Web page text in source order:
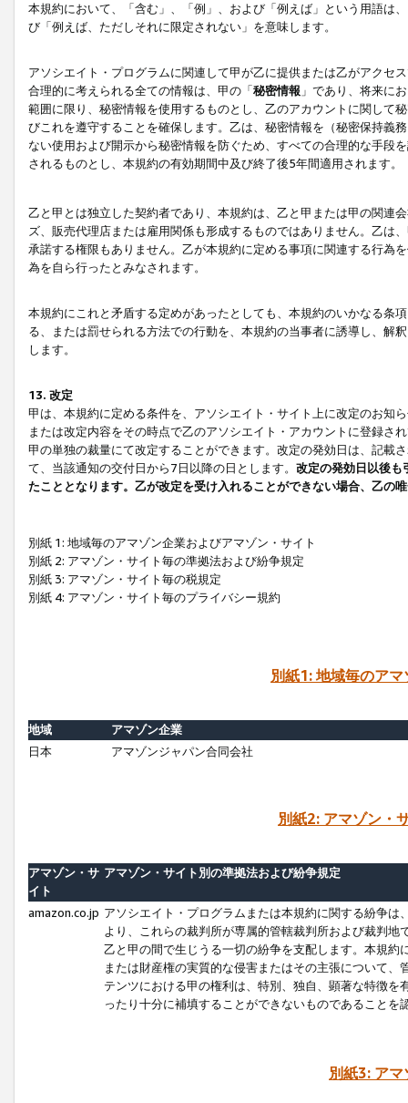
本規約において、「含む」、「例」、および「例えば」という用語は
び「例えば、ただしそれに限定されない」を意味します。
アソシエイト・プログラムに関連して甲が乙に提供または乙がアクセ
合理的に考えられる全ての情報は、甲の「秘密情報 」であり、将来に
範囲に限り、秘密情報を使用するものとし、乙のアカウントに関して
びこれを遵守することを確保します。乙は、秘密情報を（秘密保持義
ない使用および開示から秘密情報を防ぐため、すべての合理的な手段
されるものとし、本規約の有効期間中及び終了後5年間適用されます。
乙と甲とは独立した契約者であり、本規約は、乙と甲または甲の関連
ズ、販売代理店または雇用関係も形成するものではありません。乙は
承諾する権限もありません。乙が本規約に定める事項に関連する行為
為を自ら行ったとみなされます。
本規約にこれと矛盾する定めがあったとしても、本規約のいかなる条
る、または罰せられる方法での行動を、本規約の当事者に誘導し、解
します。
13. 改定
甲は、本規約に定める条件を、アソシエイト・サイト上に改定のお知
または改定内容をその時点で乙のアソシエイト・アカウントに登録さ
甲の単独の裁量にて改定することができます。改定の発効日は、記載
て、当該通知の交付日から7日以降の日とします。 改定の発効日以後も
たこととなります。乙が改定を受け入れることができない場合、乙の
別紙 1: 地域毎のアマゾン企業およびアマゾン・サイト
別紙 2: アマゾン・サイト毎の準拠法および紛争規定
別紙 3: アマゾン・サイト毎の税規定
別紙 4: アマゾン・サイト毎のプライバシー規約
別紙1: 地域毎のア
地域
アマゾン企業
日本
アマゾンジャパン合同会社
別紙2: アマゾン・
アマゾン・サ
イト
アマゾン・サイト別の準拠法および紛争規定
amazon.co.jp アソシエイト・プログラムまたは本規約に関する紛争
より、これらの裁判所が専属的管轄裁判所および裁判
乙と甲の間で生じうる一切の紛争を支配します。本規
または財産権の実質的な侵害またはその主張について
テンツにおける甲の権利は、特別、独自、顕著な特徴
ったり十分に補填することができないものであることを
別紙3: ア